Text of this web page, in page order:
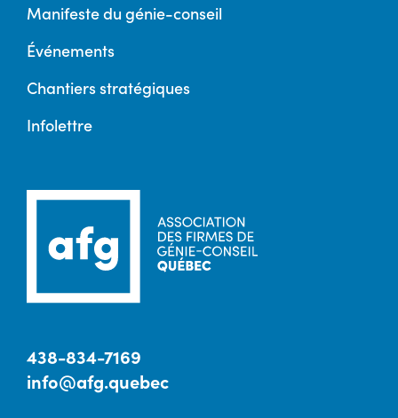
Manifeste du génie-conseil
Événements
Chantiers stratégiques
Infolettre
438-834-7169
info@afg.quebec